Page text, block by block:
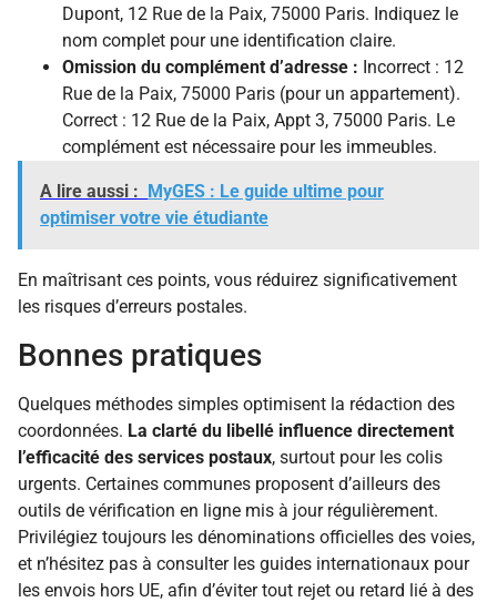
Dupont, 12 Rue de la Paix, 75000 Paris. Indiquez le
nom complet pour une identification claire.
Omission du complément d’adresse : Incorrect : 12
Rue de la Paix, 75000 Paris (pour un appartement).
Correct : 12 Rue de la Paix, Appt 3, 75000 Paris. Le
complément est nécessaire pour les immeubles.
A lire aussi :
MyGES : Le guide ultime pour
optimiser votre vie étudiante
En maîtrisant ces points, vous réduirez significativement
les risques d’erreurs postales.
Bonnes pratiques
Quelques méthodes simples optimisent la rédaction des
coordonnées. La clarté du libellé influence directement
l’efficacité des services postaux, surtout pour les colis
urgents. Certaines communes proposent d’ailleurs des
outils de vérification en ligne mis à jour régulièrement.
Privilégiez toujours les dénominations officielles des voies,
et n’hésitez pas à consulter les guides internationaux pour
les envois hors UE, afin d’éviter tout rejet ou retard lié à des